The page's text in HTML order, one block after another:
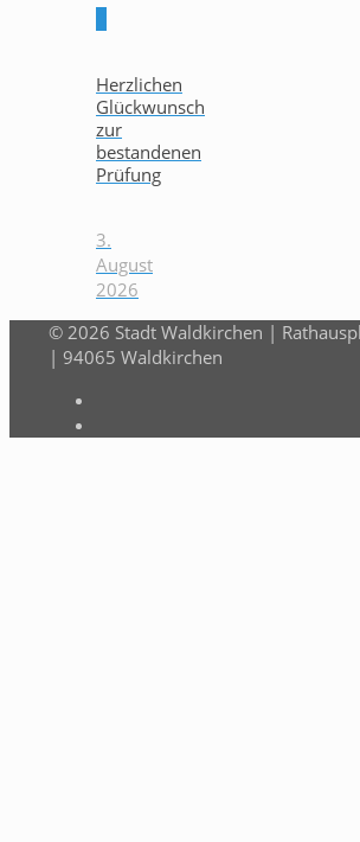
Herzlichen
Glückwunsch
zur
bestandenen
Prüfung
3.
August
2026
© 2026 Stadt Waldkirchen |
| 94065 Waldkirchen